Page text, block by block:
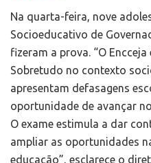
Na quarta-feira, nove
Socioeducativo de
fizeram a prova. “O
Sobretudo no contexto
apresentam defasagens
oportunidade de avançar
O exame estimula a dar
ampliar as oportunidades
educação”, esclarece o